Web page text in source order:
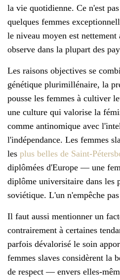
la vie quotidienne. Ce n'est
quelques femmes
le niveau moyen est nettement
observe dans la plupart des
Les raisons objectives se
génétique plurimillénaire, la
pousse les femmes à cultiver
une culture qui valorise la
comme antinomique avec
l'indépendance. Les femmes
les plus belles de Saint-
diplômées d'Europe — une
diplôme universitaire dans les
soviétique. L'un n'empêche
Il faut aussi mentionner un
contrairement à certaines
parfois dévalorisé le soin
femmes slaves considèrent la
de respect — envers elles-